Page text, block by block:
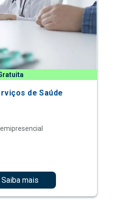
de Saúde
Saiba mais